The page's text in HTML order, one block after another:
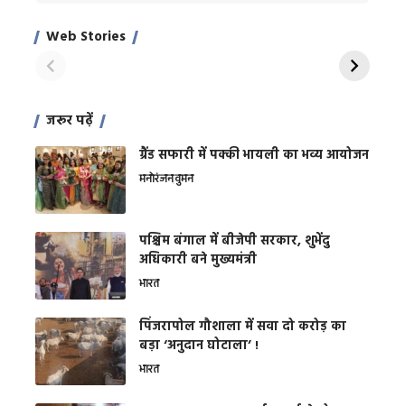
Web Stories
साहिल खान
जरूर पढ़ें
ग्रैंड सफारी में पक्की भायली का भव्य आयोजन
मनोरंजनवुमन
पश्चिम बंगाल में बीजेपी सरकार, शुभेंदु
अधिकारी बने मुख्यमंत्री
भारत
​पिंजरापोल गौशाला में सवा दो करोड़ का
बड़ा ‘अनुदान घोटाला’ !
भारत